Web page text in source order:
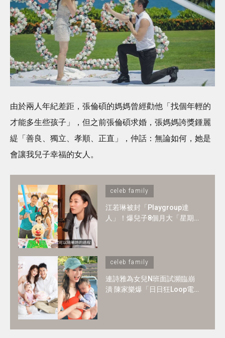
由於兩人年紀差距，張倫碩的媽媽曾經勸他「找個年輕的
才能多生些孩子」，但之前張倫碩求婚，張媽媽誇獎鍾麗
緹「善良、獨立、孝順、正直」，仲話：無論如何，她是
會讓我兒子幸福的女人。
celeb family
江若琳被封「Playgroup達
人」！爆兒子8個月大「星期
celeb family
連詩雅為女兒N班面試瀕臨崩
潰 陳家樂爆「日日狂Loop電